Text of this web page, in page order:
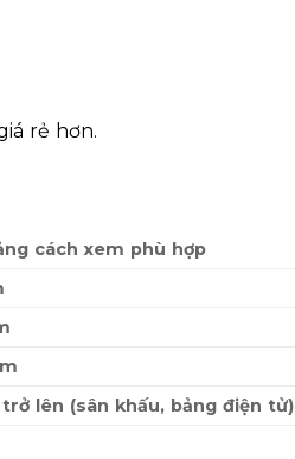
rẻ hơn.
cách xem phù hợp
trở lên (sân khấu, bảng điện tử)